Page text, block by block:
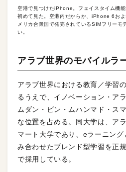
空港で見つけたiPhone。フェイスタイム機
初めて見た。空港内だからか、iPhone 6お
メリカ合衆国で発売されているSIMフリー
い。
アラブ世界のモバイルラ
アラブ世界における教育／学習
るうえで、イノベーション・ア
ムダン・ビン・ムハンマド・ス
な位置を占める。同大学は、ア
マート大学であり、eラーニン
み合わせたブレンド型学習を正
で採用している。